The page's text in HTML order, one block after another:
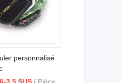
personnalisé